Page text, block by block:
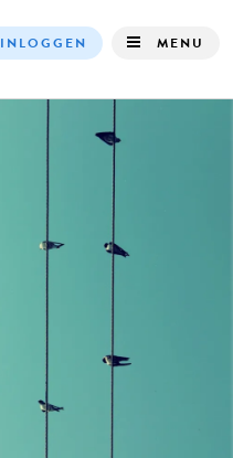
navigation
INLOGGEN MENU